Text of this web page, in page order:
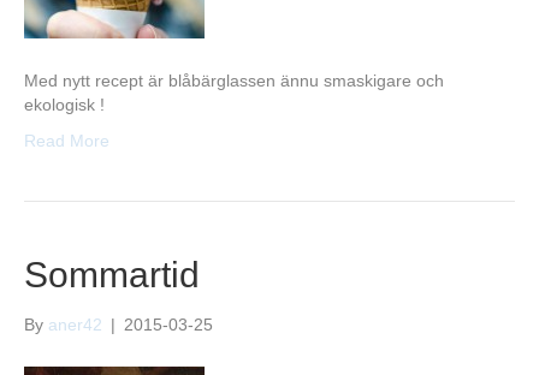
Med nytt recept är blåbärglassen ännu smaskigare och
ekologisk !
Read More
Sommartid
By aner42 | 2015-03-25